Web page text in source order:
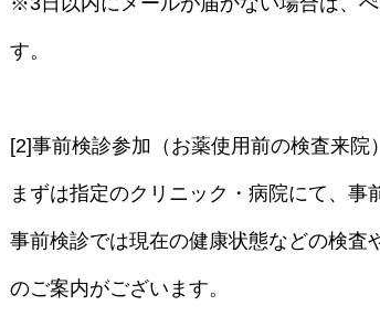
す。
[2]事前検診参加（お薬使用前の検査来院）
まずは指定のクリニック・病院にて、事
事前検診では現在の健康状態などの検
のご案内がございます。